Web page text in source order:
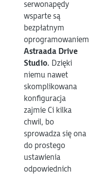
serwonapędy
wsparte są
bezpłatnym
oprogramowaniem
Astraada Drive
Studio. Dzięki
niemu nawet
skomplikowana
konfiguracja
zajmie Ci kilka
chwil, bo
sprowadza się ona
do prostego
ustawienia
odpowiednich